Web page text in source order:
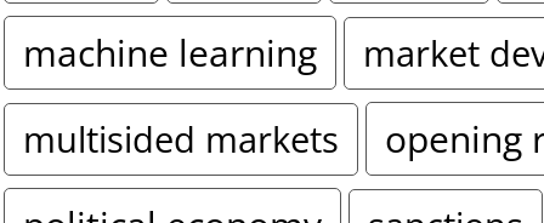
machine learning
market
multisided markets
opening